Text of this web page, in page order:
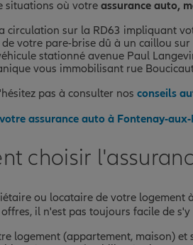
situations où votre assurance auto,
circulation sur la RD63 impliquant
votre pare-brise dû à un caillou sur
stationné avenue Paul
vous immobilisant rue
pas à consulter nos conseils
assurance auto à Fontenay-aux-
choisir
ou locataire de votre logement
il n'est pas toujours facile de
logement (appartement, maison) et